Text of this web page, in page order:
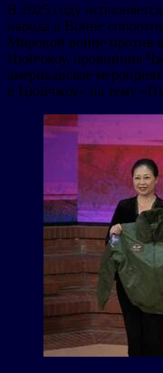
В 2025 году
народа в Войне
Мировой войне против
Цюйчжоу, провинция
американское
в Цюйчжоу» на тему